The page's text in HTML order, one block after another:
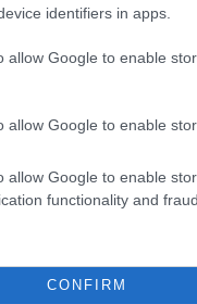
identifiers in apps.
allow Google to enable
allow Google to enable
allow Google to enable
functionality and
CONFIRM